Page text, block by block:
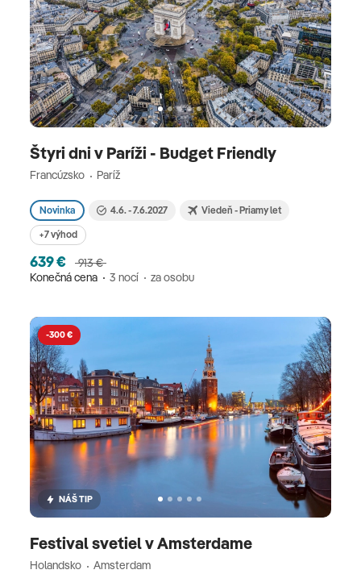
Štyri dni v Paríži - Budget Friendly
Francúzsko Paríž
Novinka 4.6. - 7.6.2027 Viedeň - Priamy let
+7 výhod
639 €
913 €
Konečná cena
3 nocí za osobu
-300 €
NÁŠ TIP
Festival svetiel v Amsterdame
Holandsko Amsterdam